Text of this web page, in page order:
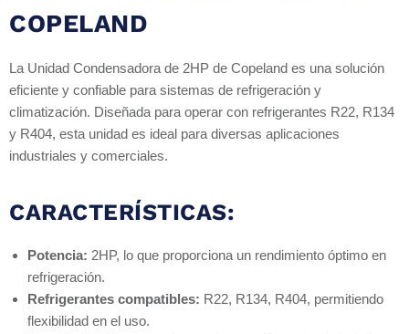
COPELAND
La Unidad Condensadora de 2HP de Copeland es una solución
eficiente y confiable para sistemas de refrigeración y
climatización. Diseñada para operar con refrigerantes R22, R134
y R404, esta unidad es ideal para diversas aplicaciones
industriales y comerciales.
CARACTERÍSTICAS:
Potencia: 2HP, lo que proporciona un rendimiento óptimo en
refrigeración.
Refrigerantes compatibles: R22, R134, R404, permitiendo
flexibilidad en el uso.